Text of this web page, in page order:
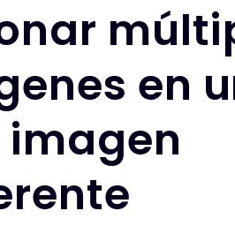
en